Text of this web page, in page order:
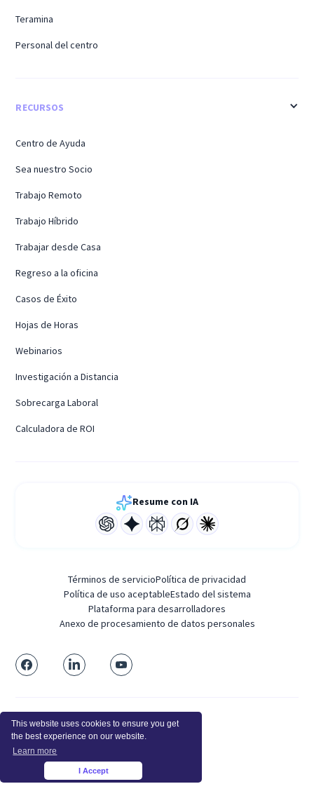
This website uses cookies to ensure you get
the best experience on our website.
Learn more
I Accept
Teramina
Personal del centro
RECURSOS
Centro de Ayuda
Sea nuestro Socio
Trabajo Remoto
Trabajo Híbrido
Trabajar desde Casa
Regreso a la oficina
Casos de Éxito
Hojas de Horas
Webinarios
Investigación a Distancia
Sobrecarga Laboral
Calculadora de ROI
Resume con IA
Términos de servicioPolítica de privacidad
Política de uso aceptableEstado del sistema
Plataforma para desarrolladores
Anexo de procesamiento de datos personales
SEDE PRINCIPAL
Calle Balboa 3739 #1067
Calle Balboa 3739, #1067
San Francisco, CA 94121, EE. UU.